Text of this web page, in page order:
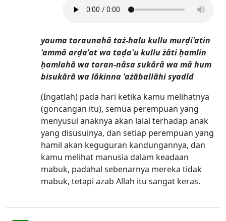
yauma taraunahā taż-halu kullu murḍi'atin
'ammā arḍa'at wa taḍa'u kullu żāti ḥamlin
ḥamlahā wa taran-nāsa sukārā wa mā hum
bisukārā wa lākinna 'ażāballāhi syadīd
(Ingatlah) pada hari ketika kamu melihatnya
(goncangan itu), semua perempuan yang
menyusui anaknya akan lalai terhadap anak
yang disusuinya, dan setiap perempuan yang
hamil akan keguguran kandungannya, dan
kamu melihat manusia dalam keadaan
mabuk, padahal sebenarnya mereka tidak
mabuk, tetapi azab Allah itu sangat keras.